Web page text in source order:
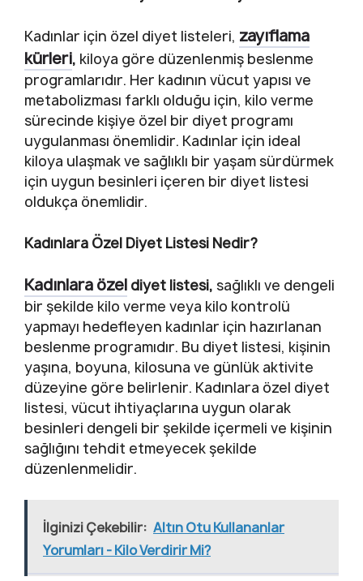
Kadınlar için özel diyet listeleri, zayıflama
kürleri, kiloya göre düzenlenmiş beslenme
programlarıdır. Her kadının vücut yapısı ve
metabolizması farklı olduğu için, kilo verme
sürecinde kişiye özel bir diyet programı
uygulanması önemlidir. Kadınlar için ideal
kiloya ulaşmak ve sağlıklı bir yaşam sürdürmek
için uygun besinleri içeren bir diyet listesi
oldukça önemlidir.
Kadınlara Özel Diyet Listesi Nedir?
Kadınlara özel diyet listesi, sağlıklı ve dengeli
bir şekilde kilo verme veya kilo kontrolü
yapmayı hedefleyen kadınlar için hazırlanan
beslenme programıdır. Bu diyet listesi, kişinin
yaşına, boyuna, kilosuna ve günlük aktivite
düzeyine göre belirlenir. Kadınlara özel diyet
listesi, vücut ihtiyaçlarına uygun olarak
besinleri dengeli bir şekilde içermeli ve kişinin
sağlığını tehdit etmeyecek şekilde
düzenlenmelidir.
İlginizi Çekebilir: Altın Otu Kullananlar
Yorumları - Kilo Verdirir Mi?